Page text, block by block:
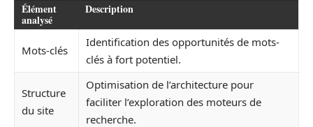
Élément
analysé
Description
Mots-clés
Identification des opportunités de mots-
clés à fort potentiel.
Structure
du site
Optimisation de l’architecture pour
faciliter l’exploration des moteurs de
recherche.